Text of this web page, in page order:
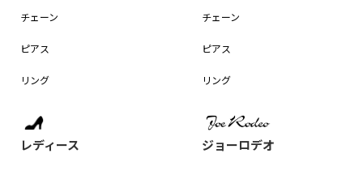
チェーン
ピアス
リング
チェーン
ピアス
リング
レディース ジョーロデオ